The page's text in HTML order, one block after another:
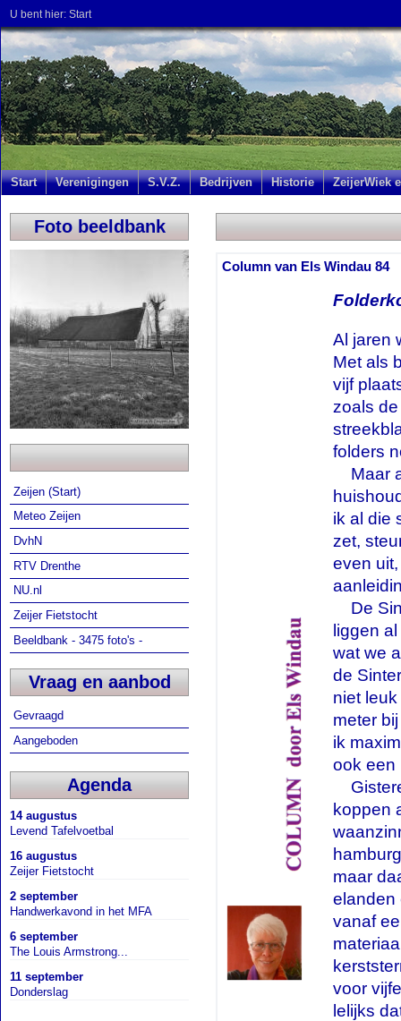
U bent hier: Start
Start Verenigingen S.V.Z. Bedrijven Historie ZeijerWiek
Foto beeldbank
Zeijen (Start)
Meteo Zeijen
DvhN
RTV Drenthe
NU.nl
Zeijer Fietstocht
Beeldbank - 3475 foto's -
Vraag en aanbod
Gevraagd
Aangeboden
Agenda
14 augustus
Levend Tafelvoetbal
16 augustus
Zeijer Fietstocht
2 september
Handwerkavond in het MFA
6 september
The Louis Armstrong...
11 september
Donderslag
Column van Els Windau 84
Al jaren
Met als
vijf
zoals
folders
Maar
ik al die
zet,
even
De
liggen
wat we
de
niet
meter
ik
ook een
koppen
maar
elanden
vanaf
voor
lelijks